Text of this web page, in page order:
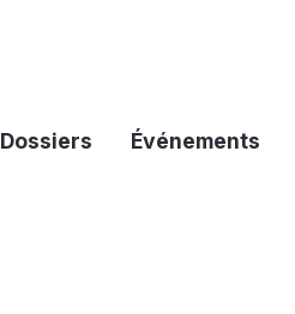
Dossiers Événements